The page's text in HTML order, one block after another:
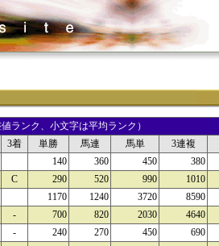
ランク、小文字は平均ランク）
3着 単勝 馬連 馬単 3連複
140 360 450 380
C 290 520 990 1010
1170 1240 3720 8590
- 700 820 2030 4640
- 240 270 450 690